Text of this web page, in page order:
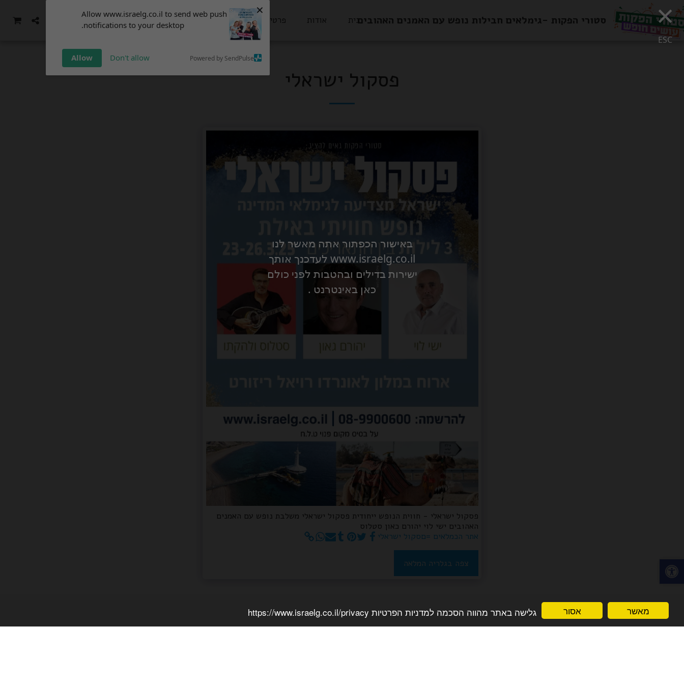
Allow www.israelg.co.il to send web push
notifications to your desktop.
Powered by SendPulse
Don't allow
Allow
× ×
ESC
באישור הכפתור אתה מאשר לנו
www.israelg.co.il לעדכנך אותך
ישירות בדילים ובהטבות לפני כולם
כאן באינטרנט .
notifications!
To enable permission prompts, click
מאשר אסור גלישה באתר מהווה הסכמה למדניות הפרטיות https://www.israelg.co.il/privacy
סטורי הפקות -גימלאים חבילות נופש עם האמנים האהוביםבית אודות פרטי הסעות ממה שהיה - סרטוני וידאו עוד
פסקול ישראלי
פסקול ישראלי - חווית הנופש ייחודית פסקול ישראלי משלבת נופש עם האמנים
האהובים ישי לוי יהורם כאון סטלוס
אתר הכמלאים =םסקול ישראלי
צפה בגלריה המלאה
בקשה לתיקון או מחיקת מידע הצהרת נגישות ביטול עסקה . עוד